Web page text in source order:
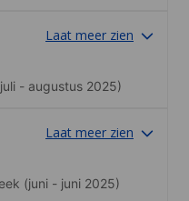
Laat meer zien
- augustus 2025)
Laat meer zien
(juni - juni 2025)